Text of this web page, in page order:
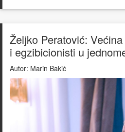
Željko Peratović:
i egzibicionisti u
Autor: Marin Bakić